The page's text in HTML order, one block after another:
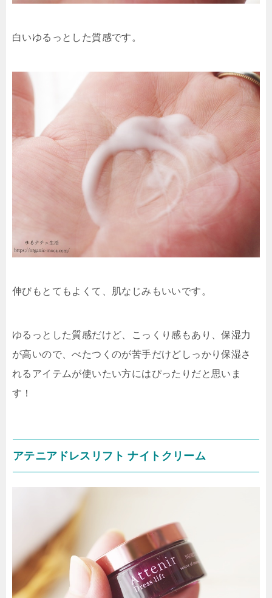
白いゆるっとした質感です。
伸びもとてもよくて、肌なじみもいいです。
ゆるっとした質感だけど、こっくり感もあり、保湿力
が高いので、べたつくのが苦手だけどしっかり保湿さ
れるアイテムが使いたい方にはぴったりだと思いま
す！
アテニアドレスリフト ナイトクリーム